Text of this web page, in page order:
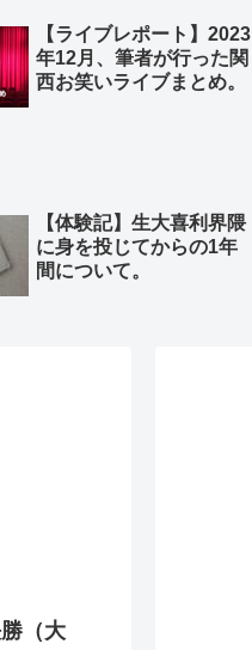
【ライブレポート】2023
年12月、筆者が行った関
西お笑いライブまとめ。
【体験記】生大喜利界隈
に身を投じてからの1年
間について。
（大